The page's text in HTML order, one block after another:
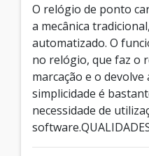
O relógio de ponto
a mecânica
automatizado. O
no relógio, que faz o
marcação e o
simplicidade é
necessidade de